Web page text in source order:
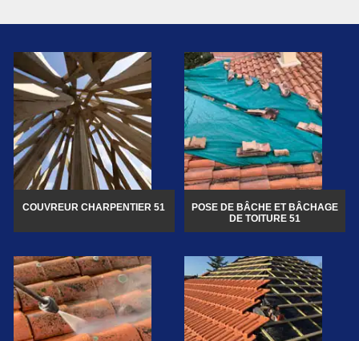
COUVREUR CHARPENTIER 51
POSE DE BÂCHE ET BÂCHAGE
DE TOITURE 51